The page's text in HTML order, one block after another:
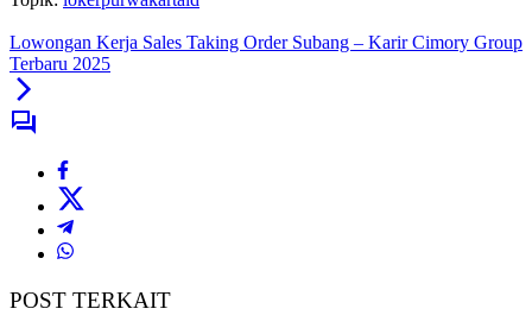
Lowongan Kerja Sales Taking Order Subang – Karir Cimory Group
Terbaru 2025
POST TERKAIT